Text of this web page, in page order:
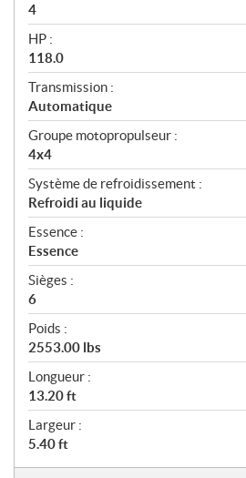
4
HP :
118.0
Transmission :
Automatique
Groupe motopropulseur :
4x4
Système de refroidissement :
Refroidi au liquide
Essence :
Essence
Sièges :
6
Poids :
2553.00 lbs
Longueur :
13.20 ft
Largeur :
5.40 ft